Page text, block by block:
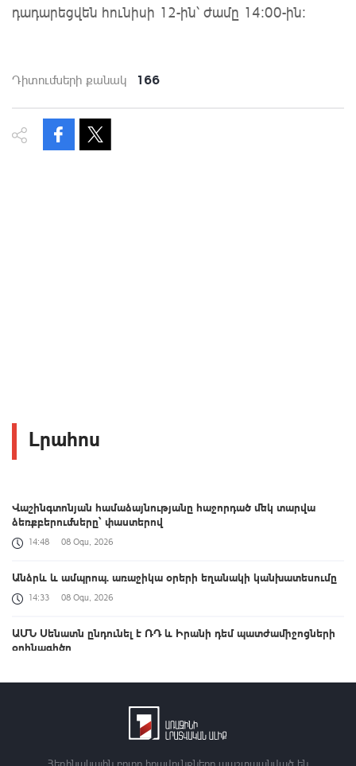
դադարեցվեն հունիսի 12-ին՝ ժամը 14։00-ին։
Դիտումների քանակ 166
Լրահոս
Վաշինգտոնյան համաձայնությանը հաջորդած մեկ տարվա
ձեռքբերումները՝ փաստերով
14:48 08 Օգս, 2026
Անձրև և ամպրոպ. առաջիկա օրերի եղանակի կանխատեսումը
14:33 08 Օգս, 2026
ԱՄՆ Սենատն ընդունել է ՌԴ և Իրանի դեմ պատժամիջոցների
օրինագիծը
առաքվել ցորեն և քարածուխ